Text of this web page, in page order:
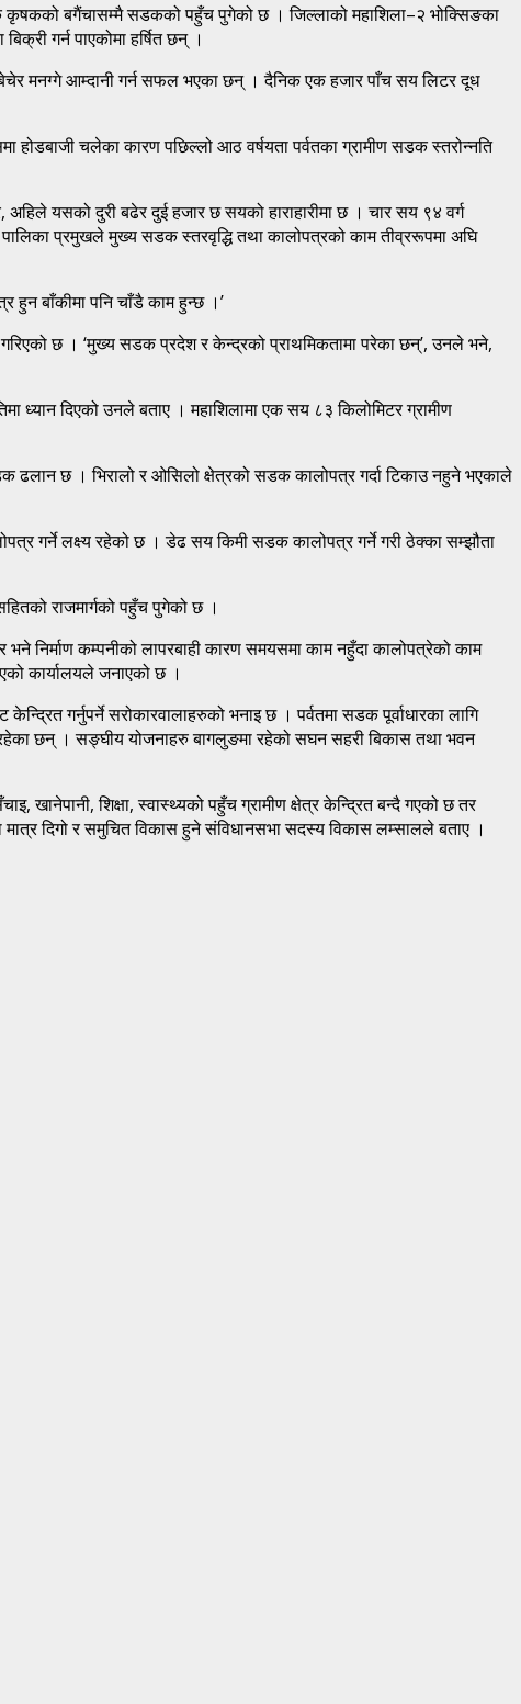
कृषकको बगैंचासम्मै सडकको पहुँच पुगेको छ । जिल्लाको महाशिला–२ भोक्सिङका
गर्न पाएकोमा हर्षित छन् ।
मनग्गे आम्दानी गर्न सफल भएका छन् । दैनिक एक हजार पाँच सय लिटर दूध
चलेका कारण पछिल्लो आठ वर्षयता पर्वतका ग्रामीण सडक स्तरोन्नति
यसको दुरी बढेर दुई हजार छ सयको हाराहारीमा छ । चार सय ९४ वर्ग
प्रमुखले मुख्य सडक स्तरवृद्धि तथा कालोपत्रको काम तीव्ररूपमा अघि
बाँकीमा पनि चाँडै काम हुन्छ ।’
गरिएको छ । ‘मुख्य सडक प्रदेश र केन्द्रको प्राथमिकतामा परेका छन्’, उनले भने,
ध्यान दिएको उनले बताए । महाशिलामा एक सय ८३ किलोमिटर ग्रामीण
छ । भिरालो र ओसिलो क्षेत्रको सडक कालोपत्र गर्दा टिकाउ नहुने भएकाले
गर्ने लक्ष्य रहेको छ । डेढ सय किमी सडक कालोपत्र गर्ने गरी ठेक्का सम्झौता
राजमार्गको पहुँच पुगेको छ ।
निर्माण कम्पनीको लापरबाही कारण समयसमा काम नहुँदा कालोपत्रेको काम
कार्यालयले जनाएको छ ।
गर्नुपर्ने सरोकारवालाहरुको भनाइ छ । पर्वतमा सडक पूर्वाधारका लागि
छन् । सङ्घीय योजनाहरु बागलुङमा रहेको सघन सहरी बिकास तथा भवन
खानेपानी, शिक्षा, स्वास्थ्यको पहुँच ग्रामीण क्षेत्र केन्द्रित बन्दै गएको छ तर
दिगो र समुचित विकास हुने संविधानसभा सदस्य विकास लम्सालले बताए ।